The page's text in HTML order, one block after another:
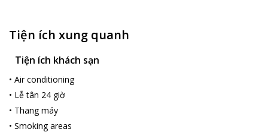
Tiện ích xung quanh
Tiện ích khách sạn
• Air conditioning
• Lễ tân 24 giờ
• Thang máy
• Smoking areas